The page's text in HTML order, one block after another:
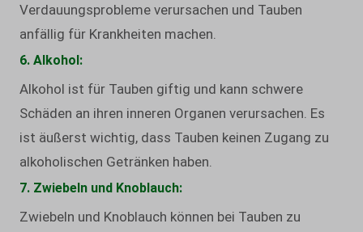
Verdauungsprobleme verursachen und Tauben
anfällig für Krankheiten machen.
6. Alkohol:
Alkohol ist für Tauben giftig und kann schwere
Schäden an ihren inneren Organen verursachen. Es
ist äußerst wichtig, dass Tauben keinen Zugang zu
alkoholischen Getränken haben.
7. Zwiebeln und Knoblauch:
Zwiebeln und Knoblauch können bei Tauben zu